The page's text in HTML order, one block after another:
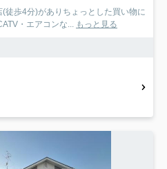
徒歩4分)がありちょっとした買い物に
・エアコンな... もっと見る